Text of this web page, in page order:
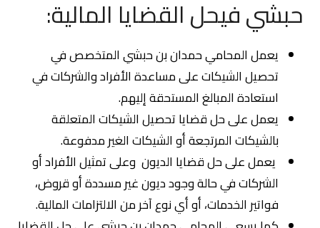
حبشي فيحل القضايا المالية:
يعمل المحامي حمدان بن حبشي المتخصص في
تحصيل الشيكات على مساعدة الأفراد والشركات في
استعادة المبالغ المستحقة إليهم.
يعمل على حل قضايا تحصيل الشيكات المتعلقة
بالشيكات المرتجعة أو الشيكات الغير مدفوعة.
يعمل على حل قضايا الديون وعلى تمثيل الأفراد أو
الشركات في حالة وجود ديون غير مسددة أو قروض،
فواتير الخدمات، أو أي نوع آخر من الالتزامات المالية.